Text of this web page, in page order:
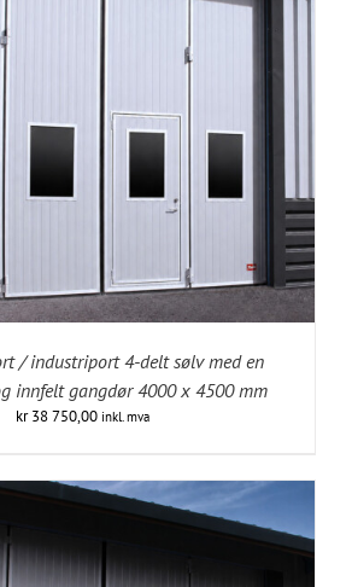
/ industriport 4-delt sølv med en
innfelt gangdør 4000 x 4500 mm
kr38 750,00 inkl. mva